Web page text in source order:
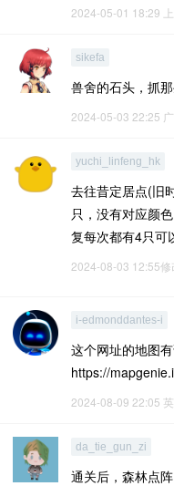
2024-05-01 18:29
sikefa
兽舍的石头，抓
2024-05-03 22:25
yuchi_linfeng_hk
去往昔定居点(旧
只，没有对应颜
复每次都有4只可
2024-08-03 12:55修
i-edmonddantes-i
这个网址的地图
https://
2024-08-09 22:05
da_tie_gun_zi
通关后，森林点